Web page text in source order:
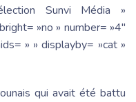
Sunvi Média »
»no » number= »4″
» » displayby= »cat »
qui avait été battu